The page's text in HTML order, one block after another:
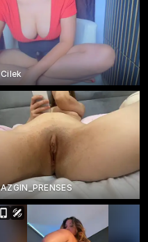
Cilek
AZGIN_PRENSES